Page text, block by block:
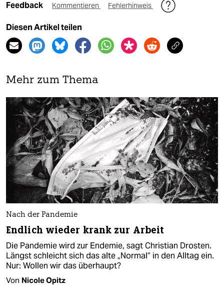
Feedback Kommentieren Fehlerhinweis
Diesen Artikel teilen
Mehr zum Thema
Nach der Pandemie
Endlich wieder krank zur Arbeit
Die Pandemie wird zur Endemie, sagt Christian Drosten.
Längst schleicht sich das alte „Normal“ in den Alltag ein.
Nur: Wollen wir das überhaupt?
Von Nicole Opitz